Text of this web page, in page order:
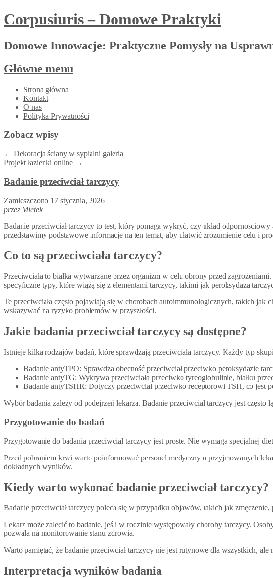
Corpusiuris – Domowe Praktyki
Domowe Innowacje: Praktyczne Pomysły na
Główne menu
Przejdź
treści
Strona główna
Kontakt
O nas
Polityka Prywatności
Zobacz wpisy
← Dekoracja ściany w sypialni galeria
Projekt łazienki online →
Badanie przeciwciał tarczycy
Zamieszczono 17 stycznia, 2026
przez Mietek
Badanie przeciwciał tarczycy to test, który pomaga wykryć, czy układ
przedstawimy podstawowe informacje na ten temat, aby ułatwić zrozumienie celu i
Co to są przeciwciała tarczycy?
Przeciwciała to białka wytwarzane przez organizm w celu obrony przed
specyficzne typy, które wiążą się z elementami tarczycy, takimi jak peroksydaza
Te przeciwciała często pojawiają się w chorobach autoimmunologicznych, takich jak
wskazywać na ryzyko problemów w przyszłości.
Jakie badania przeciwciał tarczycy są dostępne?
Istnieje kilka rodzajów badań, które sprawdzają przeciwciała tarczycy. Każdy typ
Badanie antyTPO: Sprawdza obecność przeciwciał przeciwko peroksydazie
Badanie antyTG: Wykrywa przeciwciała przeciwko tyreoglobulinie, białku
Badanie antyTSHR: Dotyczy przeciwciał przeciwko receptorowi TSH, co jest
Wybór badania zależy od podejrzeń lekarza. Badanie przeciwciał tarczycy jest
Przygotowanie do badań
Przygotowanie do badania przeciwciał tarczycy jest proste. Nie wymaga specjalnej
Przed pobraniem krwi warto poinformować personel medyczny o przyjmowanych
dokładnych wyników.
Kiedy warto wykonać badanie przeciwciał tarczycy?
Badanie przeciwciał tarczycy poleca się w przypadku objawów, takich jak
Lekarz może zalecić to badanie, jeśli w rodzinie występowały choroby tarczycy.
pozwala na monitorowanie stanu zdrowia.
Warto pamiętać, że badanie przeciwciał tarczycy nie jest rutynowe dla wszystkich,
Interpretacja wyników badania